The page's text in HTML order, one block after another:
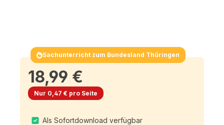
Sachunterricht zum Bundesland Thüringen
18,99 €
Nur 0,47 € pro Seite
Als Sofortdownload verfügbar